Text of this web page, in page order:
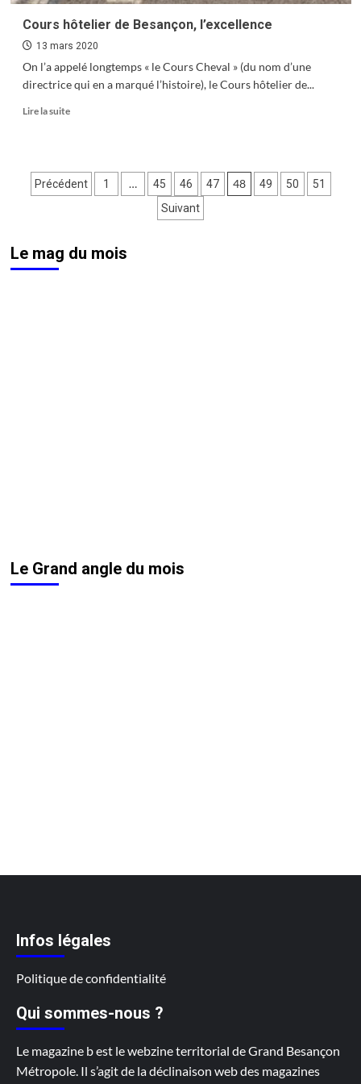
Cours hôtelier de Besançon, l’excellence
13 mars 2020
On l’a appelé longtemps « le Cours Cheval » (du nom d’une
directrice qui en a marqué l’histoire), le Cours hôtelier de...
Lire la suiteEn
Cours
hôtelier
Pagination
Précédent 1 … 45 46 47 48 49 50
51
Suivant
Le mag du mois
Le Grand angle du mois
Infos légales
Politique de confidentialité
Qui sommes-nous ?
Le magazine b est le webzine territorial de Grand Besançon
Métropole. Il s’agit de la déclinaison web des magazines